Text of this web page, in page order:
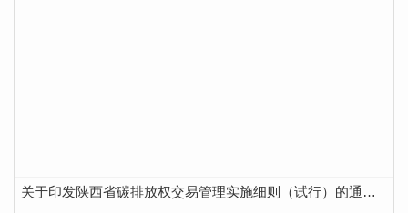
关于印发陕西省碳排放权交易管理实施细则（试行）的通知（有效）